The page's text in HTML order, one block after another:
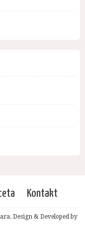
Kontakt
Design & Developed by